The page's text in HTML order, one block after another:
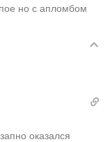
но с апломбом
оказался